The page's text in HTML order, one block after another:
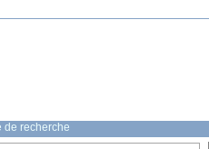
de recherche